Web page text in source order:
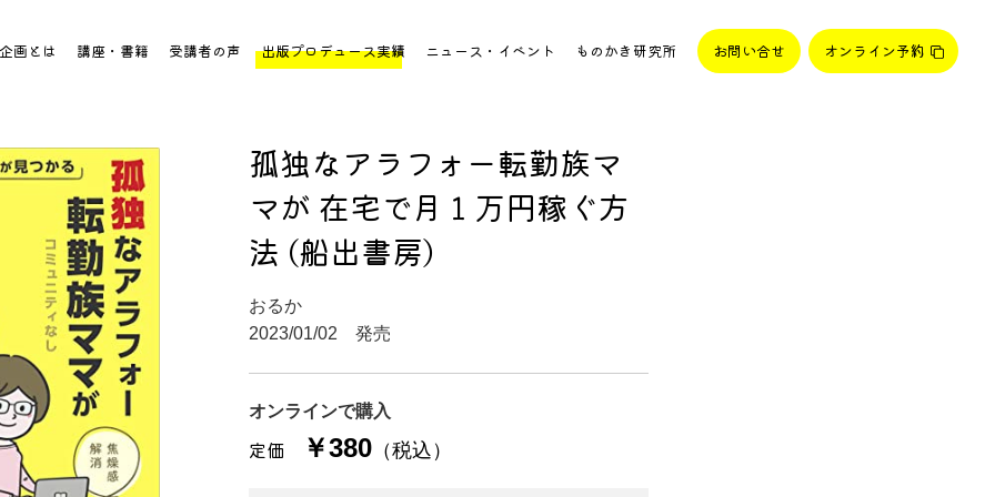
画とは 講座・書籍 受講者の声 出版プロデュース実績 ニュース・イベント ものかき研究所 お問い合せ オンライン予約
孤独なアラフォー転勤族マ
マが 在宅で月１万円稼ぐ方
法 (船出書房)
おるか
2023/01/02 発売
オンラインで購入
定価 ￥380 （税込）